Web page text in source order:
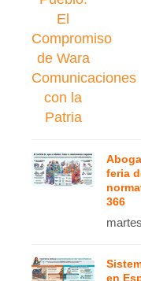
feria
366
en